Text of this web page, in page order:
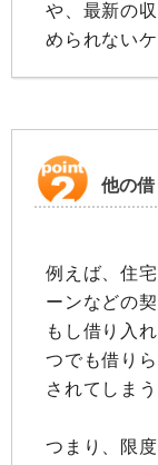
や、最新の
められない
他の
例えば、住
ーンなどの
もし借り入
つでも借り
されてしまう
つまり、限